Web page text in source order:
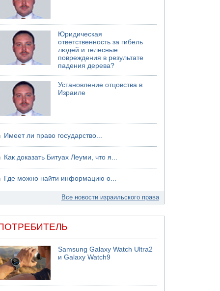
06.08.2026 13:07
Кирьят-Арбы пожар на местности
06.08.2026 12:06
США не будут давить на Израиль в вопросе
Ливана
06.08.2026 11:41
Трое подростков ограбили сексшоп в Холоне
Юридическая
ответственность за гибель
людей и телесные
повреждения в результате
падения дерева?
Установление отцовства в
Израиле
Имеет ли право государство...
Как доказать Битуах Леуми, что я...
Где можно найти информацию о...
Все новости израильского права
Samsung Galaxy Watch Ultra2
и Galaxy Watch9